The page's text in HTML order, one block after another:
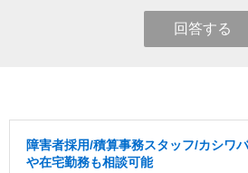
回答する
障害者採用/積算事務スタッフ/カシワ
や在宅勤務も相談可能